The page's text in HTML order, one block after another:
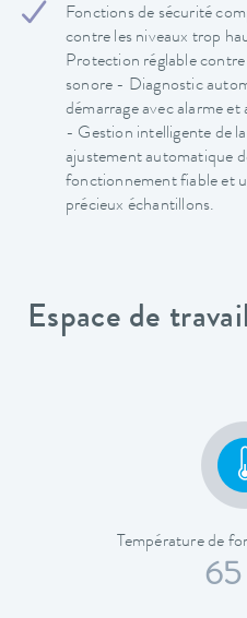
Fonctions de sécurité
contre les niveaux trop
Protection réglable
sonore - Diagnostic
démarrage avec alarme et
- Gestion intelligente de
ajustement automatique
fonctionnement fiable et
précieux échantillons.
Espace de travail
Température de
65